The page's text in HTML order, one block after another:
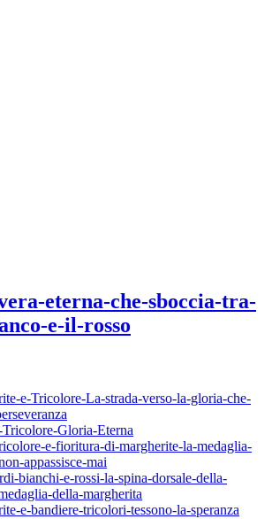
eterna-che-sboccia-tra-
e-il-rosso
e-Tricolore-La-strada-verso-la-gloria-che-
Gloria-Eterna
e-fioritura-di-margherite-la-medaglia-
appassisce-mai
bianchi-e-rossi-la-spina-dorsale-della-
della-margherita
e-bandiere-tricolori-tessono-la-speranza